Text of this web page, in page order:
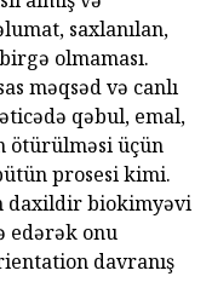
saxlanılan,
olmaması.
məqsəd və canlı
qəbul, emal,
ötürülməsi üçün
prosesi kimi.
daxildir biokimyəvi
edərək onu
davranış